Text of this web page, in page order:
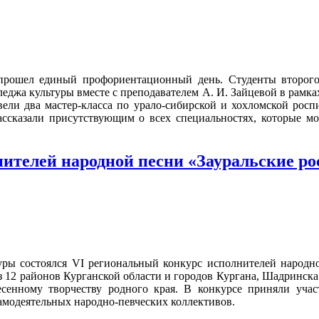
единый профориентационный день. Студенты второго
культуры вместе с преподавателем А. И. Зайцевой в
два мастер-класса по урало-сибирской и хохломской
присутствующим о всех специальностях, которые
народной песни «Зауральские
состоялся VI региональный конкурс исполнителей
12 районов Курганской области и городов Кургана,
творчеству родного края. В конкурсе приняли
народно-певческих коллективов.